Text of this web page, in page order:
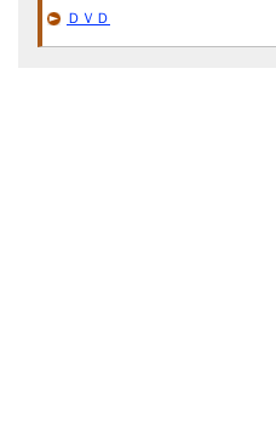
ＤＶＤ